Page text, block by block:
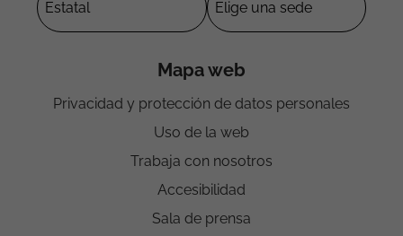
Mapa web
Privacidad y protección de datos personales
Uso de la web
Trabaja con nosotros
Accesibilidad
Sala de prensa